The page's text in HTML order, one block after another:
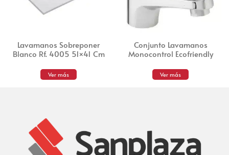
Lavamanos Sobreponer
Blanco Rf. 4005 51×41 Cm
Ver más
Conjunto Lavamanos
Monocontrol Ecofriendly
Ver más